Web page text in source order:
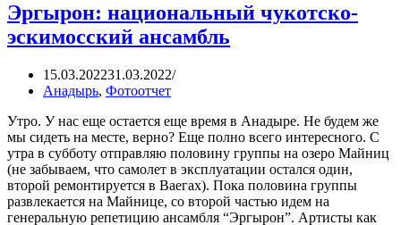
Эргырон: национальный чукотско-
эскимосский ансамбль
15.03.202231.03.2022
Анадырь, Фотоотчет
Утро. У нас еще остается еще время в Анадыре. Не будем же
мы сидеть на месте, верно? Еще полно всего интересного. С
утра в субботу отправляю половину группы на озеро Майниц
(не забываем, что самолет в эксплуатации остался один,
второй ремонтируется в Ваегах). Пока половина группы
развлекается на Майнице, со второй частью идем на
генеральную репетицию ансамбля “Эргырон”. Артисты как